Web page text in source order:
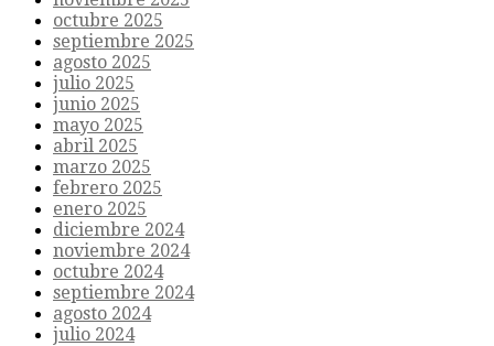
octubre 2025
septiembre 2025
agosto 2025
julio 2025
junio 2025
mayo 2025
abril 2025
marzo 2025
febrero 2025
enero 2025
diciembre 2024
noviembre 2024
octubre 2024
septiembre 2024
agosto 2024
julio 2024